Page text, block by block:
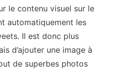
le contenu visuel sur le
automatiquement les
Il est donc plus
d’ajouter une image à
de superbes photos